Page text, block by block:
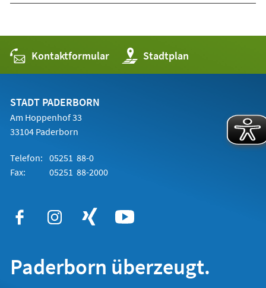
Kontaktformular Stadtplan
(Öffnet
in
einem
STADT PADERBORN
Am Hoppenhof 33
33104 Paderborn
Telefon: 05251 88-0
Fax:
05251 88-2000
Paderborn überzeugt.